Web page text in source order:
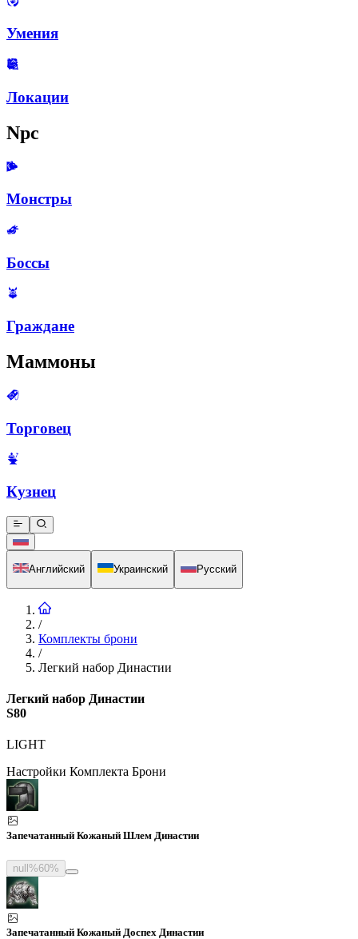
Умения
Локации
Npc
Монстры
Боссы
Граждане
Маммоны
Торговец
Кузнец
Английский Украинский Русский
/
Комплекты брони
/
Легкий набор Династии
Легкий набор Династии
S80
LIGHT
Настройки Комплекта Брони
Запечатанный Кожаный Шлем Династии
null%60%
Запечатанный Кожаный Доспех Династии